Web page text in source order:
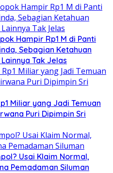
Hampir Rp1 M di Panti
Sebagian Ketahuan
Tak Jelas
Miliar yang Jadi Temuan
Puri Dipimpin Sri
Usai Klaim Normal,
Pemadaman Siluman